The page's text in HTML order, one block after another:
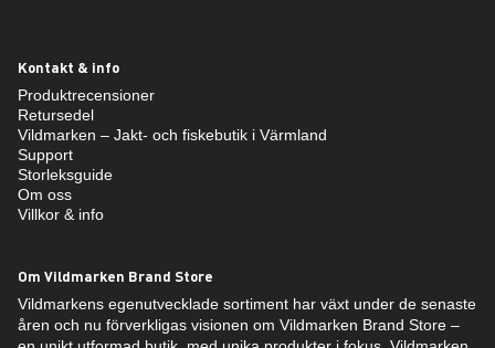
Kontakt & info
Produktrecensioner
Retursedel
Vildmarken – Jakt- och fiskebutik i Värmland
Support
Storleksguide
Om oss
Villkor & info
Om Vildmarken Brand Store
Vildmarkens egenutvecklade sortiment har växt under de senaste
åren och nu förverkligas visionen om Vildmarken Brand Store –